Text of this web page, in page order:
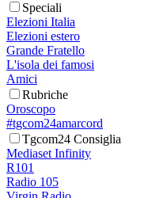
Speciali
Elezioni Italia
Elezioni estero
Grande Fratello
L'isola dei famosi
Amici
Rubriche
Oroscopo
#tgcom24amarcord
Tgcom24 Consiglia
Mediaset Infinity
R101
Radio 105